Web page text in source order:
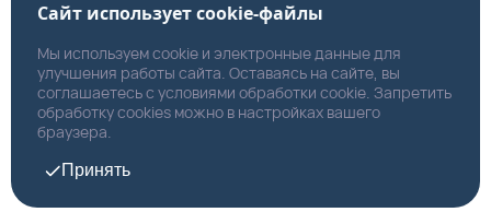
Сайт использует cookie-файлы
Мы используем cookie и электронные данные для
улучшения работы сайта. Оставаясь на сайте, вы
соглашаетесь с условиями обработки cookie. Запретить
обработку cookies можно в настройках вашего
браузера.
Принять